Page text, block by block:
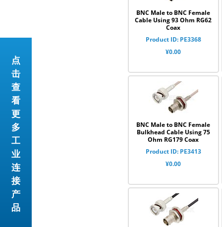
BNC Male to BNC Female
Cable Using 93 Ohm RG62
Coax
Product ID: PE3368
¥0.00
BNC Male to BNC Female
Bulkhead Cable Using 75
Ohm RG179 Coax
Product ID: PE3413
¥0.00
点
击
查
看
更
多
工
业
连
接
产
品